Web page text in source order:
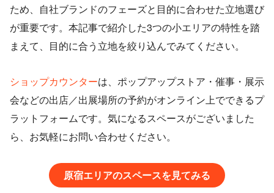
ため、自社ブランドのフェーズと目的に合わせた立地選び
が重要です。本記事で紹介した3つの小エリアの特性を踏
まえて、目的に合う立地を絞り込んでみてください。
ショップカウンターは、ポップアップストア・催事・展示
会などの出店／出展場所の予約がオンライン上でできるプ
ラットフォームです。気になるスペースがございました
ら、お気軽にお問い合わせください。
原宿エリアのスペースを見てみる